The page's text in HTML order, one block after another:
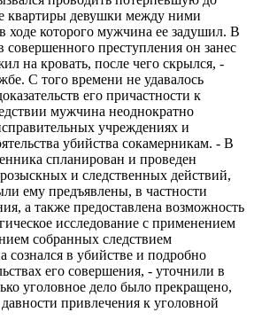
квартиры девушки между ними
ходе которого мужчина ее задушил. В
совершенного преступления он занес
на кровать, после чего скрылся, -
С того времени не удавалось
его причастности к
мужчина неоднократно
учреждениях и
убийства сокамерникам. - В
спланирован и проведен
и следственных действий,
ему предъявлены, в частности
а также предоставлена возможность
исследование с применением
собранных следствием
сознался в убийстве и подробно
его совершения, - уточнили в
уголовное дело было прекращено,
привлечения к уголовной